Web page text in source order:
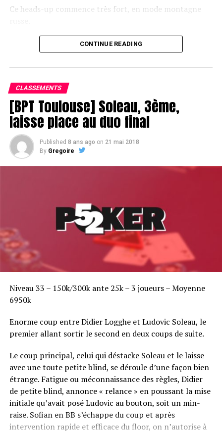
Ce heads-up commence très fort, en mode montagne
Le champagne va réchauffer si les deux finalistes ne se décident pas !
CONTINUE READING
CLASSEMENTS
[BPT Toulouse] Soleau, 3ème,
laisse place au duo final
Published 8 ans ago on 21 mai 2018
By Gregoire
Niveau 33 – 150k/300k ante 25k – 3 joueurs – Moyenne
6950k
Enorme coup entre Didier Logghe et Ludovic Soleau, le
premier allant sortir le second en deux coups de suite.
Le coup principal, celui qui déstacke Soleau et le laisse
avec une toute petite blind, se déroule d’une façon bien
étrange. Fatigue ou méconnaissance des règles, Didier
de petite blind, annonce « relance » en poussant la mise
initiale qu’avait posé Ludovic au bouton, soit un min-
raise. Sofian en BB s’échappe du coup et après
intervention rapide et efficace du floor, on n’autorise à